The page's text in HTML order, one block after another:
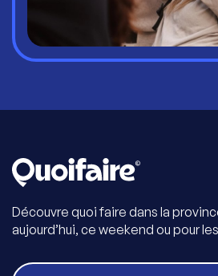
Découvre quoi faire dans la
aujourd’hui, ce weekend ou pour